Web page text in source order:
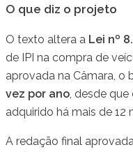
O que diz o projeto
O texto altera a Lei nº
de IPI na compra de
aprovada na Câmara, o
vez por ano, desde que
adquirido há mais de 12
A redação final